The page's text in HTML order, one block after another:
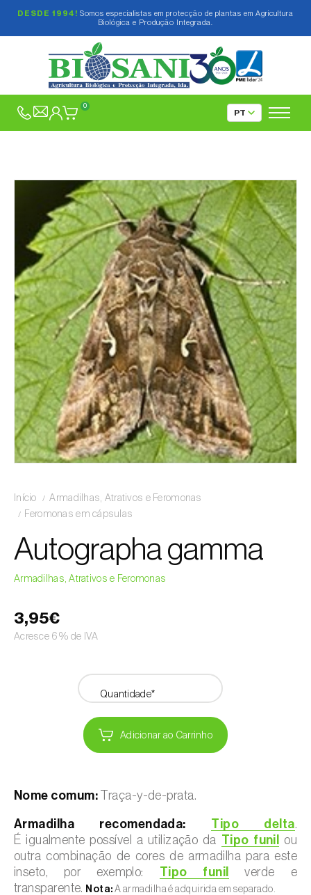
DESDE 1994! Somos especialistas em protecção de plantas em Agricultura
Biológica e Produção Integrada.
0
Início
Armadilhas, Atrativos e Feromonas
Feromonas em cápsulas
Autographa gamma
Armadilhas, Atrativos e Feromonas
3,95€
Acresce 6% de IVA
Quantidade*
Adicionar ao Carrinho
Nome comum: Traça-y-de-prata.
Armadilha recomendada: Tipo delta.
É igualmente possível a utilização da Tipo funil
ou
outra combinação de cores de armadilha para este
inseto, por exemplo: Tipo funil
verde e
transparente. Nota: A armadilha é adquirida em separado.